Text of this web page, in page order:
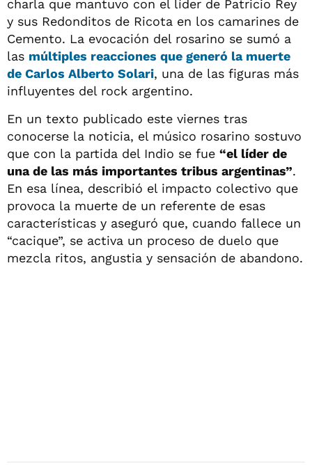
charla que mantuvo con el líder de Patricio Rey
y sus Redonditos de Ricota en los camarines de
Cemento. La evocación del rosarino se sumó a
las múltiples reacciones que generó la muerte
de Carlos Alberto Solari, una de las figuras más
influyentes del rock argentino.
En un texto publicado este viernes tras
conocerse la noticia, el músico rosarino sostuvo
que con la partida del Indio se fue “el líder de
una de las más importantes tribus argentinas”.
En esa línea, describió el impacto colectivo que
provoca la muerte de un referente de esas
características y aseguró que, cuando fallece un
“cacique”, se activa un proceso de duelo que
mezcla ritos, angustia y sensación de abandono.